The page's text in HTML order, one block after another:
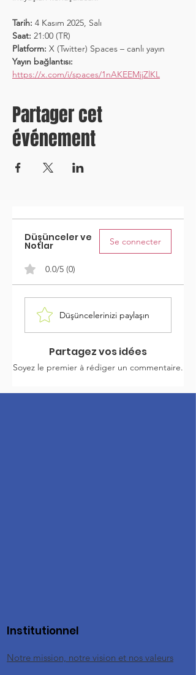
Tarih: 4 Kasım 2025, Salı
Saat: 21:00 (TR)
Platform: X (Twitter) Spaces – canlı yayın
Yayın bağlantısı:
https://x.com/i/spaces/1nAKEEMjjZlKL
Partager cet
événement
Düşünceler ve
Notlar Se connecter
0.0/5 (0)
Düşüncelerinizi paylaşın
Partagez vos idées
Soyez le premier à rédiger un commentaire.
Institutionnel
Notre mission, notre vision et nos valeurs